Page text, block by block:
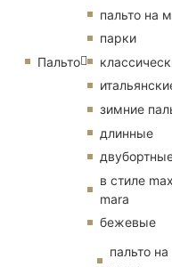
Пальто
пальто на
парки
зимние
длинные
в стиле max
mara
бежевые
пальто на